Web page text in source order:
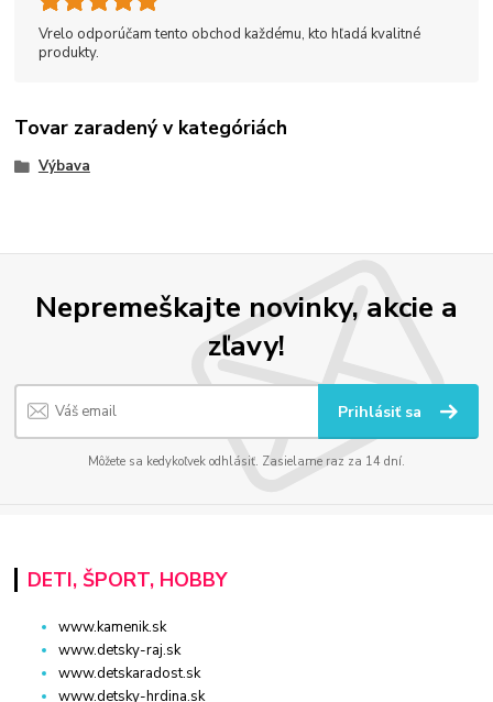
Vrelo odporúčam tento obchod každému, kto hľadá kvalitné
produkty.
Tovar zaradený v kategóriách
Výbava
Nepremeškajte novinky, akcie a
zľavy!
Prihlásiť sa
Môžete sa kedykoľvek odhlásiť. Zasielame raz za 14 dní.
DETI, ŠPORT, HOBBY
www.kamenik.sk
www.detsky-raj.sk
www.detskaradost.sk
www.detsky-hrdina.sk